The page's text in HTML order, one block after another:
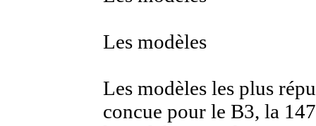
Les modèles
Les modèles les plus
concue pour le B3, la